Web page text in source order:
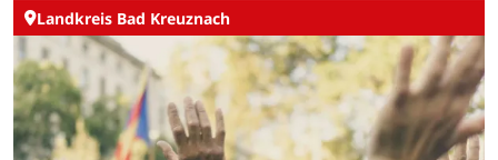
Landkreis Bad Kreuznach